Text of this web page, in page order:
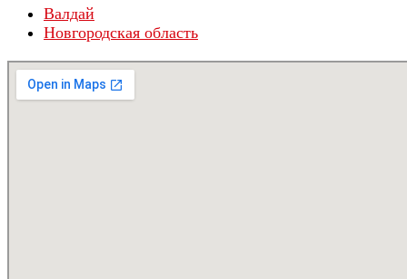
Валдай
Новгородская область